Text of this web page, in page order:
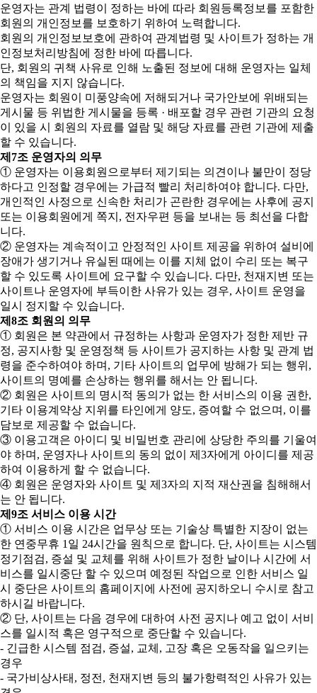
운영자는 관계 법령이 정하는 바에 따라 회원등록정보를 포함한
회원의 개인정보를 보호하기 위하여 노력합니다.
회원의 개인정보보호에 관하여 관계법령 및 사이트가 정하는 개
인정보처리방침에 정한 바에 따릅니다.
단, 회원의 귀책 사유로 인해 노출된 정보에 대해 운영자는 일체
의 책임을 지지 않습니다.
운영자는 회원이 미풍양속에 저해되거나 국가안보에 위배되는
게시물 등 위법한 게시물을 등록 · 배포할 경우 관련 기관의 요청
이 있을 시 회원의 자료를 열람 및 해당 자료를 관련 기관에 제출
할 수 있습니다.
제7조 운영자의 의무
① 운영자는 이용회원으로부터 제기되는 의견이나 불만이 정당
하다고 인정할 경우에는 가급적 빨리 처리하여야 합니다. 다만,
개인적인 사정으로 신속한 처리가 곤란한 경우에는 사후에 공지
또는 이용회원에게 쪽지, 전자우편 등을 보내는 등 최선을 다합
니다.
② 운영자는 계속적이고 안정적인 사이트 제공을 위하여 설비에
장애가 생기거나 유실된 때에는 이를 지체 없이 수리 또는 복구
할 수 있도록 사이트에 요구할 수 있습니다. 다만, 천재지변 또는
사이트나 운영자에 부득이한 사유가 있는 경우, 사이트 운영을
일시 정지할 수 있습니다.
제8조 회원의 의무
① 회원은 본 약관에서 규정하는 사항과 운영자가 정한 제반 규
정, 공지사항 및 운영정책 등 사이트가 공지하는 사항 및 관계 법
령을 준수하여야 하며, 기타 사이트의 업무에 방해가 되는 행위,
사이트의 명예를 손상하는 행위를 해서는 안 됩니다.
② 회원은 사이트의 명시적 동의가 없는 한 서비스의 이용 권한,
기타 이용계약상 지위를 타인에게 양도, 증여할 수 없으며, 이를
담보로 제공할 수 없습니다.
③ 이용고객은 아이디 및 비밀번호 관리에 상당한 주의를 기울여
야 하며, 운영자나 사이트의 동의 없이 제3자에게 아이디를 제공
하여 이용하게 할 수 없습니다.
④ 회원은 운영자와 사이트 및 제3자의 지적 재산권을 침해해서
는 안 됩니다.
제9조 서비스 이용 시간
① 서비스 이용 시간은 업무상 또는 기술상 특별한 지장이 없는
한 연중무휴 1일 24시간을 원칙으로 합니다. 단, 사이트는 시스템
정기점검, 증설 및 교체를 위해 사이트가 정한 날이나 시간에 서
비스를 일시중단 할 수 있으며 예정된 작업으로 인한 서비스 일
시 중단은 사이트의 홈페이지에 사전에 공지하오니 수시로 참고
하시길 바랍니다.
② 단, 사이트는 다음 경우에 대하여 사전 공지나 예고 없이 서비
스를 일시적 혹은 영구적으로 중단할 수 있습니다.
- 긴급한 시스템 점검, 증설, 교체, 고장 혹은 오동작을 일으키는
경우
- 국가비상사태, 정전, 천재지변 등의 불가항력적인 사유가 있는